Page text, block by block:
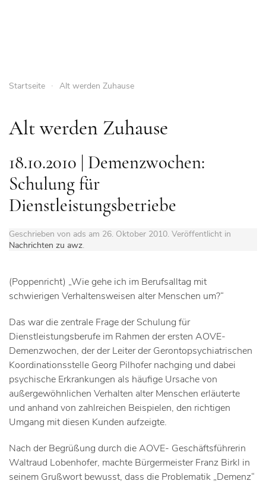
Startseite Alt werden Zuhause
Alt werden Zuhause
18.10.2010 | Demenzwochen:
Schulung für
Dienstleistungsbetriebe
Geschrieben von ads am 26. Oktober 2010. Veröffentlicht in
Nachrichten zu awz.
(Poppenricht) „Wie gehe ich im Berufsalltag mit
schwierigen Verhaltensweisen alter Menschen um?“
Das war die zentrale Frage der Schulung für
Dienstleistungsberufe im Rahmen der ersten AOVE-
Demenzwochen, der der Leiter der Gerontopsychiatrischen
Koordinationsstelle Georg Pilhofer nachging und dabei
psychische Erkrankungen als häufige Ursache von
außergewöhnlichen Verhalten alter Menschen erläuterte
und anhand von zahlreichen Beispielen, den richtigen
Umgang mit diesen Kunden aufzeigte.
Nach der Begrüßung durch die AOVE- Geschäftsführerin
Waltraud Lobenhofer, machte Bürgermeister Franz Birkl in
seinem Grußwort bewusst, dass die Problematik „Demenz“